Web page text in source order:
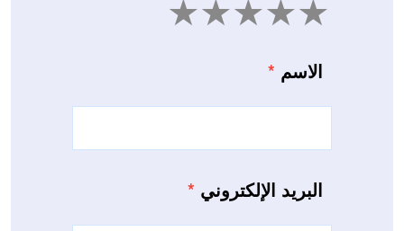
4 3 2 1
الاسم *
البريد الإلكتروني *